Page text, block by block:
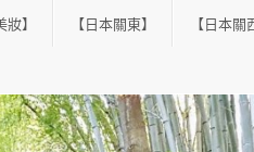
妝】 【日本關東】 【日本關